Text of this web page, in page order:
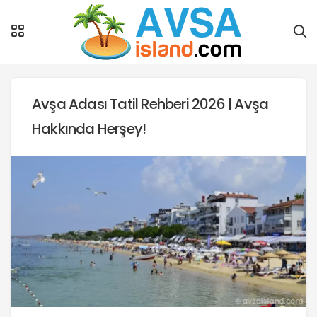
Avşa Adası Tatil Rehberi 2026 | Avşa
Hakkında Herşey!